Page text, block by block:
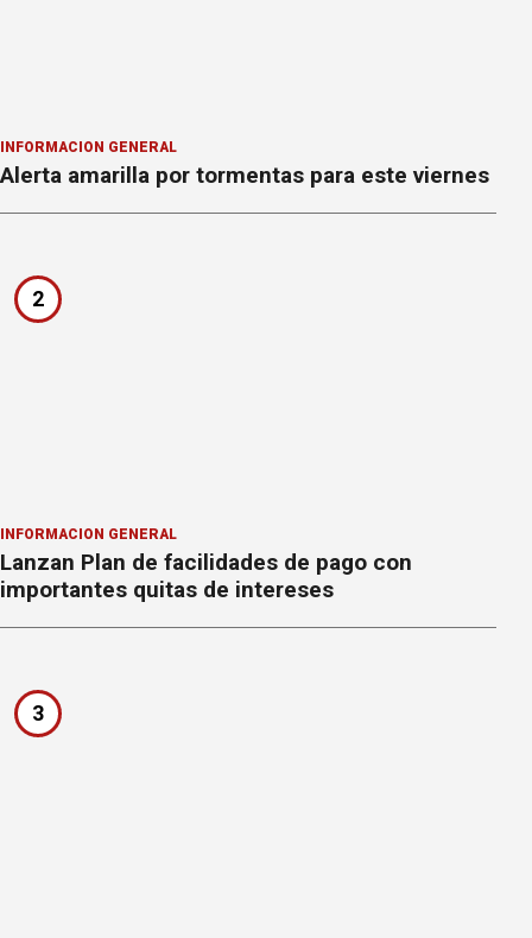
INFORMACION GENERAL
Alerta amarilla por tormentas para este viernes
2
INFORMACION GENERAL
Lanzan Plan de facilidades de pago con
importantes quitas de intereses
3